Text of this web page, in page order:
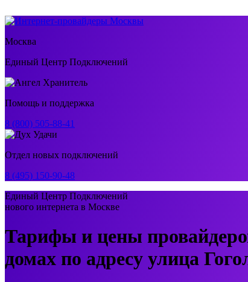
Москва
Единый Центр Подключений
Помощь и поддержка
8 (800) 505-88-41
Отдел новых подключений
8 (495) 150-90-48
Единый Центр Подключений
нового интернета в Москве
Тарифы и цены
домах по адресу улица